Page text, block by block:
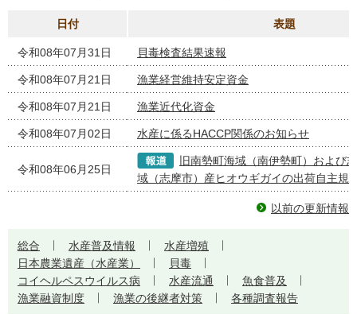
日付 表題
令和08年07月31日 貝毒検査結果速報
令和08年07月21日 漁業経営維持安定資金
令和08年07月21日 漁業近代化資金
令和08年07月02日 水産に係るHACCP関係のお知らせ
令和08年06月25日
旧南勢町海域（南伊勢町）および
域（志摩市）産ヒオウギガイの出荷自主規
以前の更新情報
総合 水産普及情報
水産増殖
日本農業遺産（水産業）
貝毒
コイヘルペスウイルス病
水産流通
魚食普及
漁業融資制度
漁業の後継者対策 各種調査報告